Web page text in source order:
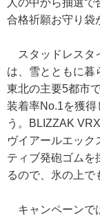
人の中から抽選で
合格祈願お守り袋
スタッドレスタ
は、雪とともに暮
東北の主要5都市
装着率No.1を獲得
う。BLIZZAK
ヴイアールエック
ティブ発砲ゴムを
るので、氷の上で
キャンペーンで